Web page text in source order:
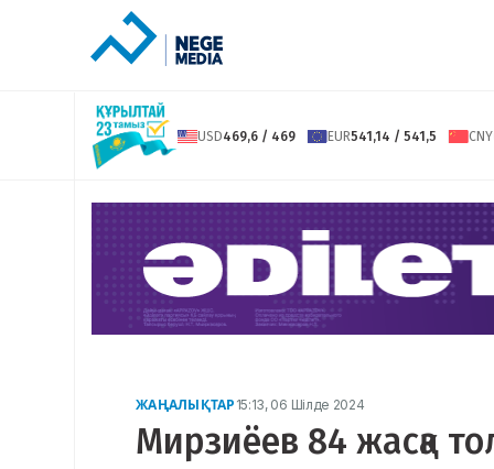
USD469,6 / 469 EUR541,14 / 541,5 CNY
ЖАҢАЛЫҚТАР 15:13, 06 Шілде 2024
Мирзиёев 84 жасқа